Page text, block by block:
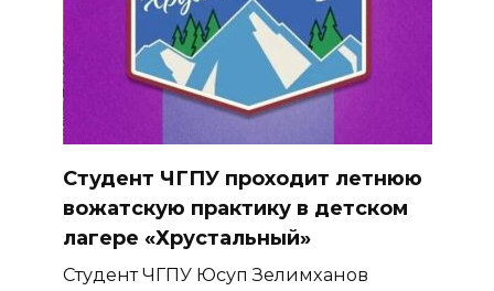
Студент ЧГПУ проходит летнюю
вожатскую практику в детском
лагере «Хрустальный»
Студент ЧГПУ Юсуп Зелимханов